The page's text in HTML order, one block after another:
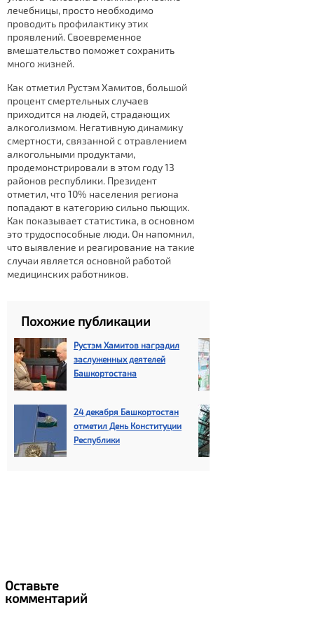
лечебницы, просто необходимо
проводить профилактику этих
проявлений. Своевременное
вмешательство поможет сохранить
много жизней.
Как отметил Рустэм Хамитов, большой
процент смертельных случаев
приходится на людей, страдающих
алкоголизмом. Негативную динамику
смертности, связанной с отравлением
алкогольными продуктами,
продемонстрировали в этом году 13
районов республики. Президент
отметил, что 10% населения региона
попадают в категорию сильно пьющих.
Как показывает статистика, в основном
это трудоспособные люди. Он напомнил,
что выявление и реагирование на такие
случаи является основной работой
медицинских работников.
Похожие публикации
Рустэм Хамитов наградил
заслуженных деятелей
Башкортостана
24 декабря Башкортостан
отметил День Конституции
Республики
Оставьте
комментарий